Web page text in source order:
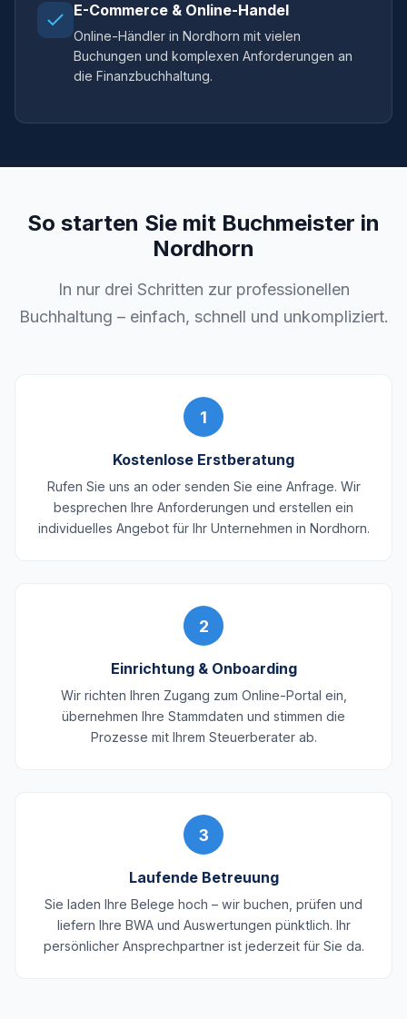
E-Commerce & Online-Handel
Online-Händler in Nordhorn mit vielen
Buchungen und komplexen Anforderungen an
die Finanzbuchhaltung.
So starten Sie mit Buchmeister in
Nordhorn
In nur drei Schritten zur professionellen
Buchhaltung – einfach, schnell und unkompliziert.
1
Kostenlose Erstberatung
Rufen Sie uns an oder senden Sie eine Anfrage. Wir
besprechen Ihre Anforderungen und erstellen ein
individuelles Angebot für Ihr Unternehmen in Nordhorn.
2
Einrichtung & Onboarding
Wir richten Ihren Zugang zum Online-Portal ein,
übernehmen Ihre Stammdaten und stimmen die
Prozesse mit Ihrem Steuerberater ab.
3
Laufende Betreuung
Sie laden Ihre Belege hoch – wir buchen, prüfen und
liefern Ihre BWA und Auswertungen pünktlich. Ihr
persönlicher Ansprechpartner ist jederzeit für Sie da.